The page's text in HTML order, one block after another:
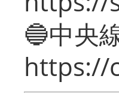
🔵中央
https://